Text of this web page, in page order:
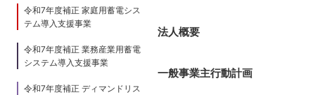
令和7年度補正 家庭用蓄電シス
テム導入支援事業
令和7年度補正 業務産業用蓄電
システム導入支援事業
令和7年度補正 ディマンドリス
法人概要
一般事業主行動計画